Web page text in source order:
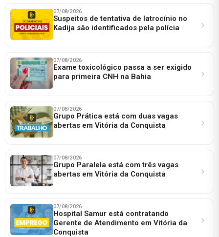
07/08/2026
Suspeitos de tentativa de latrocínio no
Kadija são identificados pela polícia
07/08/2026
Exame toxicológico passa a ser exigido
para primeira CNH na Bahia
07/08/2026
Grupo Prática está com duas vagas
abertas em Vitória da Conquista
07/08/2026
Grupo Paralela está com três vagas
abertas em Vitória da Conquista
07/08/2026
Hospital Samur está contratando
Gerente de Atendimento em Vitória da
Conquista